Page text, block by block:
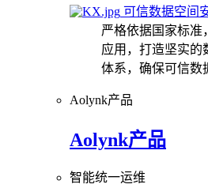
可信数据空间
严格依据国家标准
应用，打造坚实的
体系，确保可信数
Aolynk产品
Aolynk产品
智能统一运维